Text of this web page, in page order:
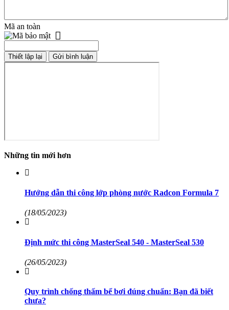
Mã an toàn
Những tin mới hơn
Hướng dẫn thi công lớp phòng nước Radcon Formula 7
(18/05/2023)
Định mức thi công MasterSeal 540 - MasterSeal 530
(26/05/2023)
Quy trình chống thấm bể bơi đúng chuẩn: Bạn đã biết
chưa?